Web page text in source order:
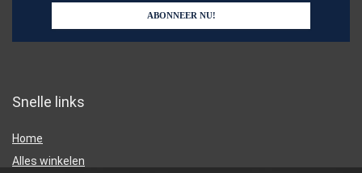
Snelle links
Home
Alles winkelen